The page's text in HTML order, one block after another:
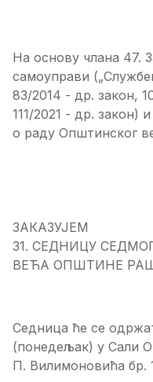
На основу члана 47.
самоуправи
83/2014 - др. закон,
111/2021 - др. закон)
о раду Општинског
ЗАКАЗУЈЕМ
31. СЕДНИЦУ
ВЕЋА ОПШТИНЕ
Седница ће се
(понедељак) у Сали
П. Вилимоновића бр.